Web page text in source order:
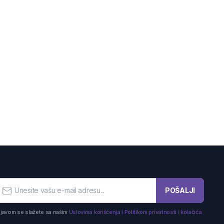
POŠALJI
se slažete sa našim Uslovima korišćenja i Politikom privatnosti i kolačića.